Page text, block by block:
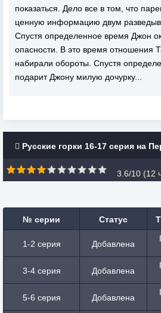
показаться. Дело все в том, что
ценную информацию двум
Спустя определенное время Джон
опасности. В это время отношения
набирали обороты. Спустя
подарит Джону милую дочурку...
Русские горки 16-17 серия на
3.6/10 (12
№ серии Статус
1-2 серия Добавлена
3-4 серия Добавлена
5-6 серия Добавлена